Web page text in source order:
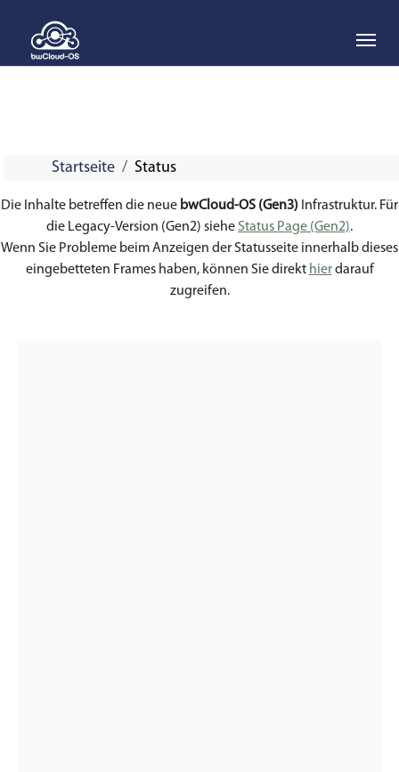
Startseite Status
Die Inhalte betreffen die neue bwCloud-OS (Gen3) Infrastruktur. Für
die Legacy-Version (Gen2) siehe Status Page (Gen2).
Wenn Sie Probleme beim Anzeigen der Statusseite innerhalb dieses
eingebetteten Frames haben, können Sie direkt hierdarauf
zugreifen.